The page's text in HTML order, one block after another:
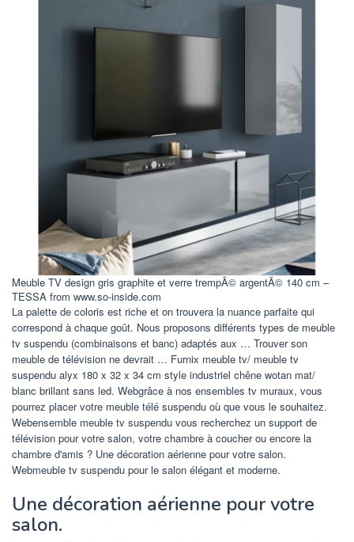
Meuble TV design gris graphite et verre trempÃ© argentÃ© 140 cm –
TESSA from www.so-inside.com
La palette de coloris est riche et on trouvera la nuance parfaite qui
correspond à chaque goût. Nous proposons différents types de meuble
tv suspendu (combinaisons et banc) adaptés aux … Trouver son
meuble de télévision ne devrait … Furnix meuble tv/ meuble tv
suspendu alyx 180 x 32 x 34 cm style industriel chêne wotan mat/
blanc brillant sans led. Webgrâce à nos ensembles tv muraux, vous
pourrez placer votre meuble télé suspendu où que vous le souhaitez.
Webensemble meuble tv suspendu vous recherchez un support de
télévision pour votre salon, votre chambre à coucher ou encore la
chambre d'amis ? Une décoration aérienne pour votre salon.
Webmeuble tv suspendu pour le salon élégant et moderne.
Une décoration aérienne pour votre
salon.